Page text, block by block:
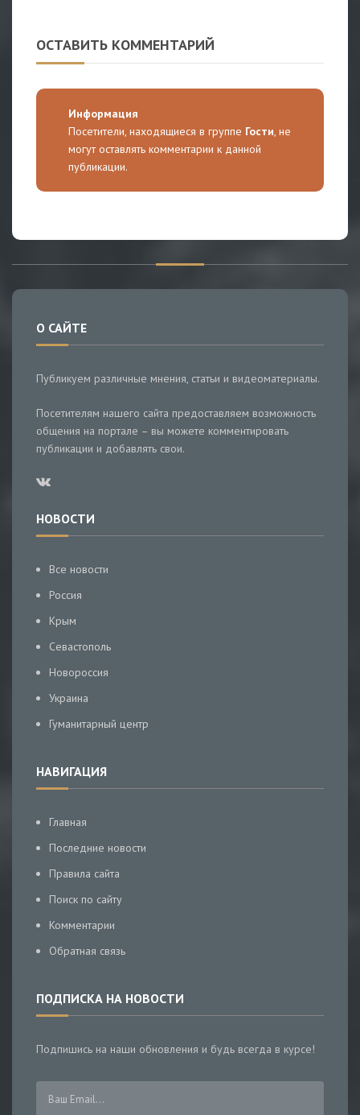
ОСТАВИТЬ КОММЕНТАРИЙ
Информация
Посетители, находящиеся в группе Гости, не
могут оставлять комментарии к данной
публикации.
О САЙТЕ
Публикуем различные мнения, статьи и видеоматериалы.
Посетителям нашего сайта предоставляем возможность
общения на портале – вы можете комментировать
публикации и добавлять свои.
НОВОСТИ
Все новости
Россия
Крым
Севастополь
Новороссия
Украина
Гуманитарный центр
НАВИГАЦИЯ
Главная
Последние новости
Правила сайта
Поиск по сайту
Комментарии
Обратная связь
ПОДПИСКА НА НОВОСТИ
Подпишись на наши обновления и будь всегда в курсе!